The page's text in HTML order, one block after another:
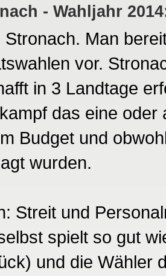
- Wahljahr
Stronach. Man
vor.
in 3 Landtage
das eine
Budget und
wurden.
Streit und
spielt so gut
und die Wähler